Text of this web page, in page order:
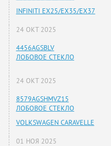
INFINITI EX25/EX35/EX37
24 ОКТ 2025
4456AGSBLV
ЛОБОВОЕ СТЕКЛО
24 ОКТ 2025
8579AGSHMVZ15
ЛОБОВОЕ СТЕКЛО
VOLKSWAGEN CARAVELLE
01 НОЯ 2025